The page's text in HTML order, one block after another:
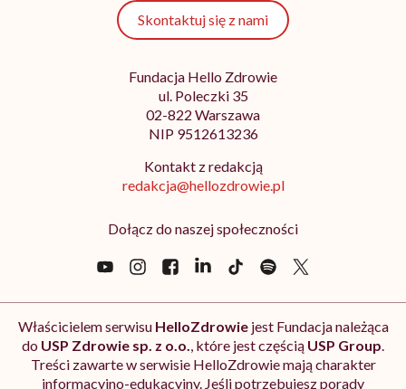
Skontaktuj się z nami
Fundacja Hello Zdrowie
ul. Poleczki 35
02-822 Warszawa
NIP 9512613236
Kontakt z redakcją
redakcja@hellozdrowie.pl
Dołącz do naszej społeczności
Właścicielem serwisu HelloZdrowiejest Fundacja należąca
do USP Zdrowie sp. z o.o., które jest częścią USP Group.
Treści zawarte w serwisie HelloZdrowie mają charakter
informacyjno-edukacyjny. Jeśli potrzebujesz porady